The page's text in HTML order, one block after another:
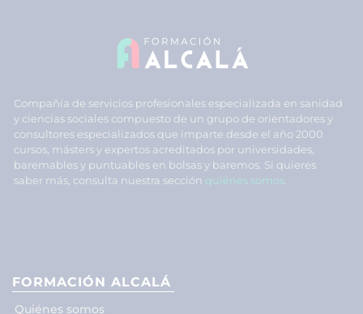
Compañía de servicios profesionales especializada en sanidad
y ciencias sociales compuesto de un grupo de orientadores y
consultores especializados que imparte desde el año 2000
cursos, másters y expertos acreditados por universidades,
baremables y puntuables en bolsas y baremos. Si quieres
saber más, consulta nuestra sección quiénes somos
FORMACIÓN ALCALÁ
Quiénes somos